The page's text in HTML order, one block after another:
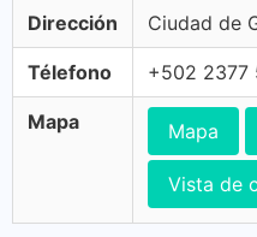
Dirección Ciudad de
Télefono +502 2377
Mapa Mapa
Vista de